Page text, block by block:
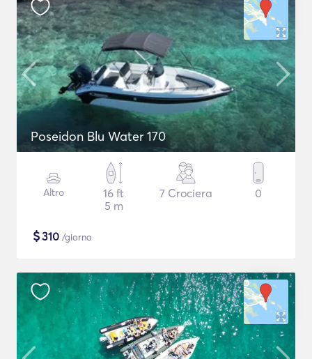
Poseidon Blu Water 170
Altro
16 ft
5 m
7 Crociera 0
$310 /giorno